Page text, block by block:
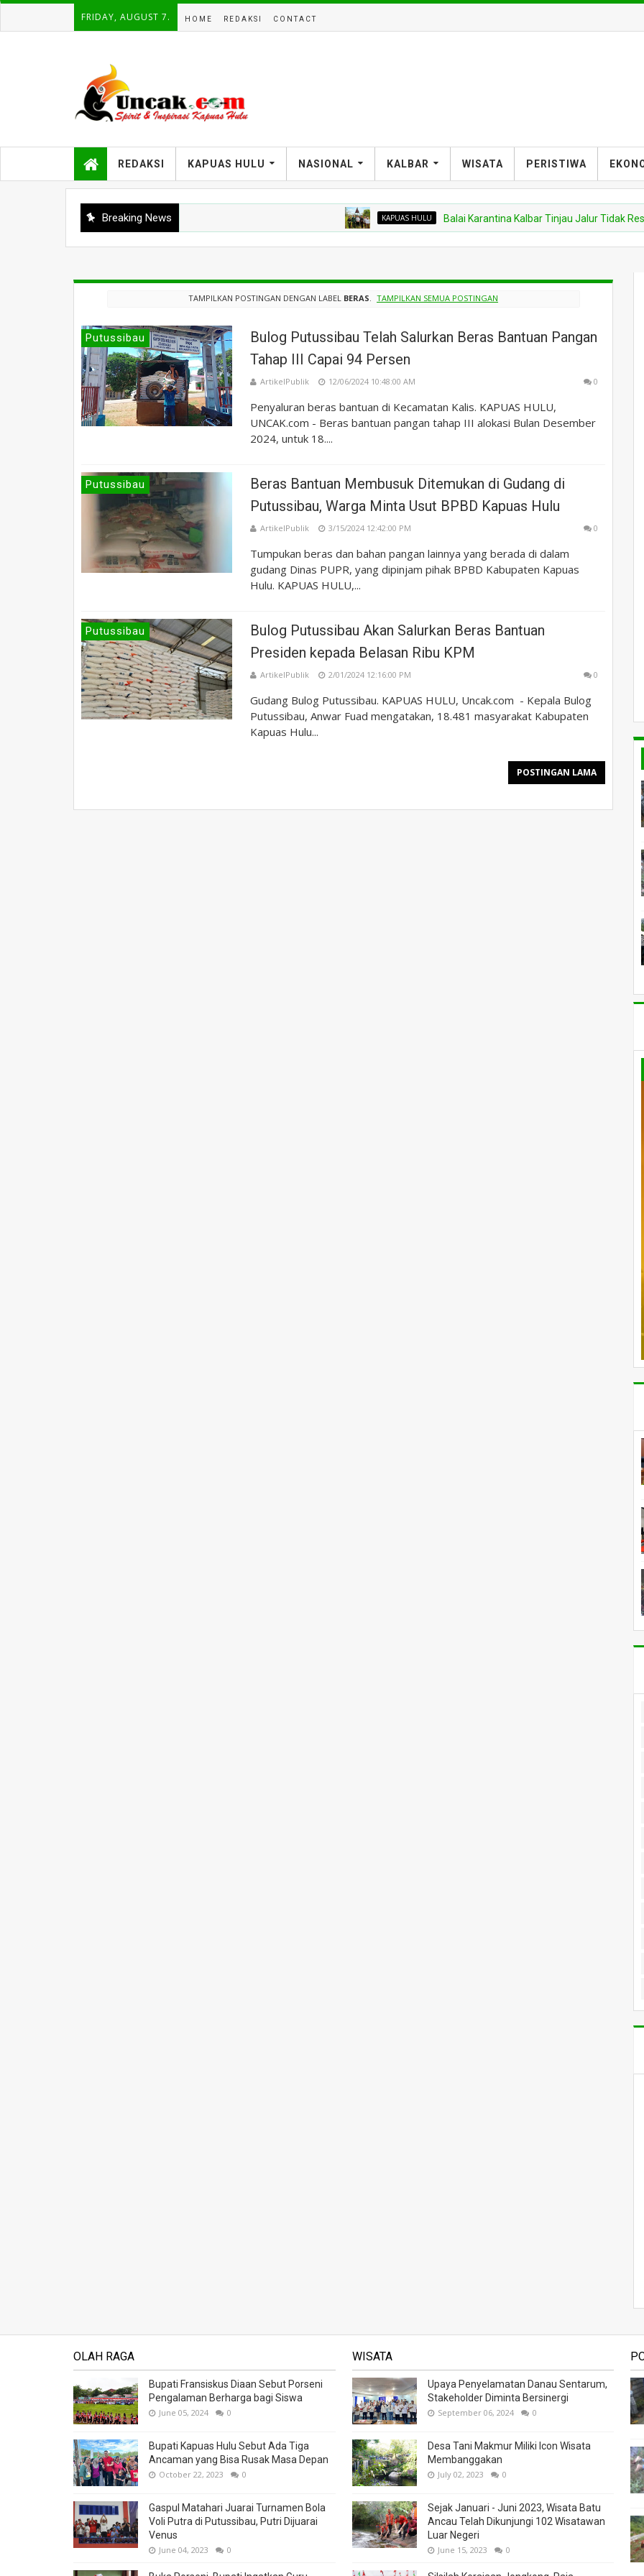
FRIDAY, AUGUST 7. HOME REDAKSI CONTACT
REDAKSI KAPUAS HULU NASIONAL KALBAR WISATA PERISTIWA
Breaking News KAPUAS HULU Balai Karantina Kalbar Tinjau Jalur Tidak Resmi di
TAMPILKAN POSTINGAN DENGAN LABEL BERAS. TAMPILKAN SEMUA POSTINGAN
Putussibau
Bulog Putussibau Telah Salurkan Beras Bantuan Pangan
Tahap III Capai 94 Persen
ArtikelPublik 12/06/2024 10:48:00 AM 0
Penyaluran beras bantuan di Kecamatan Kalis. KAPUAS HULU,
UNCAK.com - Beras bantuan pangan tahap III alokasi Bulan Desember
2024, untuk 18....
Putussibau
Beras Bantuan Membusuk Ditemukan di Gudang di
Putussibau, Warga Minta Usut BPBD Kapuas Hulu
ArtikelPublik 3/15/2024 12:42:00 PM 0
Tumpukan beras dan bahan pangan lainnya yang berada di dalam
gudang Dinas PUPR, yang dipinjam pihak BPBD Kabupaten Kapuas
Hulu. KAPUAS HULU,...
Putussibau
Bulog Putussibau Akan Salurkan Beras Bantuan
Presiden kepada Belasan Ribu KPM
ArtikelPublik 2/01/2024 12:16:00 PM 0
Gudang Bulog Putussibau. KAPUAS HULU, Uncak.com - Kepala Bulog
Putussibau, Anwar Fuad mengatakan, 18.481 masyarakat Kabupaten
Kapuas Hulu...
POSTINGAN LAMA
OLAH RAGA
Bupati Fransiskus Diaan Sebut Porseni
Pengalaman Berharga bagi Siswa
June 05, 2024 0
Bupati Kapuas Hulu Sebut Ada Tiga
Ancaman yang Bisa Rusak Masa Depan
October 22, 2023 0
Gaspul Matahari Juarai Turnamen Bola
Voli Putra di Putussibau, Putri Dijuarai
Venus
June 04, 2023 0
WISATA
Upaya Penyelamatan Danau Sentarum,
Stakeholder Diminta Bersinergi
September 06, 2024 0
Desa Tani Makmur Miliki Icon Wisata
Membanggakan
July 02, 2023 0
Sejak Januari - Juni 2023, Wisata Batu
Ancau Telah Dikunjungi 102 Wisatawan
Luar Negeri
June 15, 2023 0